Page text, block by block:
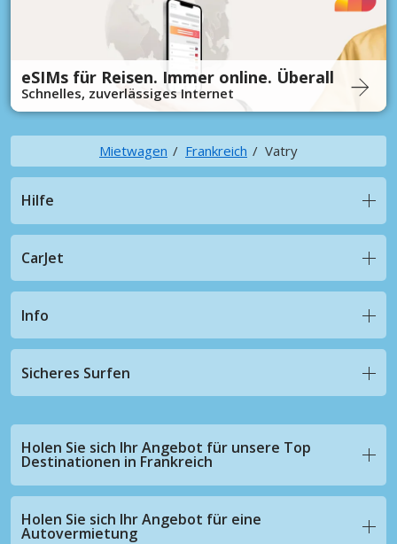
eSIMs für Reisen. Immer online. Überall
Schnelles, zuverlässiges Internet
Mietwagen Frankreich Vatry
Hilfe
CarJet
Info
Sicheres Surfen
Holen Sie sich Ihr Angebot für unsere Top
Destinationen in Frankreich
Holen Sie sich Ihr Angebot für eine
Autovermietung